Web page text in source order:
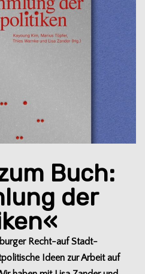
Buch:
der
Recht-auf Stadt-
Ideen zur Arbeit auf